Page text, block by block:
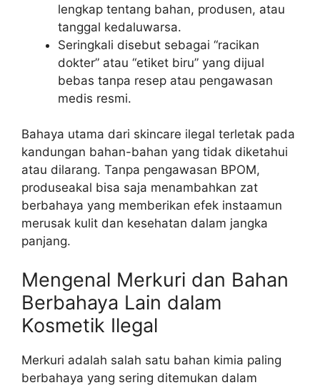
lengkap tentang bahan, produsen, atau
tanggal kedaluwarsa.
Seringkali disebut sebagai “racikan
dokter” atau “etiket biru” yang dijual
bebas tanpa resep atau pengawasan
medis resmi.
Bahaya utama dari skincare ilegal terletak pada
kandungan bahan-bahan yang tidak diketahui
atau dilarang. Tanpa pengawasan BPOM,
produseakal bisa saja menambahkan zat
berbahaya yang memberikan efek instaamun
merusak kulit dan kesehatan dalam jangka
panjang.
Mengenal Merkuri dan Bahan
Berbahaya Lain dalam
Kosmetik Ilegal
Merkuri adalah salah satu bahan kimia paling
berbahaya yang sering ditemukan dalam